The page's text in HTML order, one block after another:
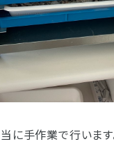
に手作業で行います